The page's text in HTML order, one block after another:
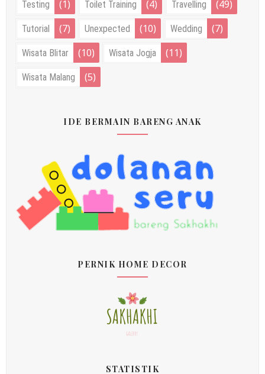
Testing (1) Toilet Training (4) Travelling (49)
Tutorial (7) Unexpected (10) Wedding (7)
Wisata Blitar (10) Wisata Jogja (11)
Wisata Malang (5)
IDE BERMAIN BARENG ANAK
PERNIK HOME DECOR
STATISTIK